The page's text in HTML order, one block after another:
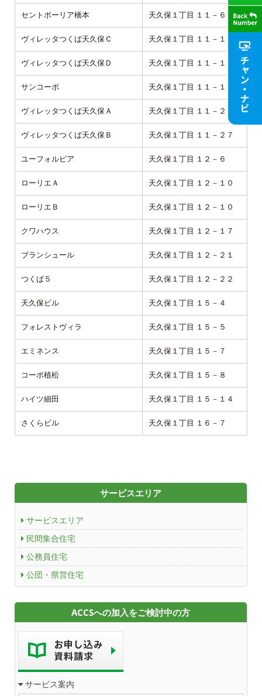
セントポーリア橋本 天久保１丁目 １１－６
ヴィレッタつくば天久保Ｃ 天久保１丁目 １１－１１
ヴィレッタつくば天久保Ｄ 天久保１丁目 １１－１１
サンコーポ 天久保１丁目 １１－１２
ヴィレッタつくば天久保Ａ 天久保１丁目 １１－２７
ヴィレッタつくば天久保Ｂ 天久保１丁目 １１－２７
ユーフォルビア 天久保１丁目 １２－６
ローリエＡ 天久保１丁目 １２－１０
ローリエＢ 天久保１丁目 １２－１０
クワハウス 天久保１丁目 １２－１７
ブランシュール 天久保１丁目 １２－２１
つくば５ 天久保１丁目 １２－２２
天久保ビル 天久保１丁目 １５－４
フォレストヴィラ 天久保１丁目 １５－５
エミネンス 天久保１丁目 １５－７
コーポ植松 天久保１丁目 １５－８
ハイツ細田 天久保１丁目 １５－１４
さくらビル 天久保１丁目 １６－７
サービスエリア
サービスエリア
民間集合住宅
公務員住宅
公団・県営住宅
ACCSへの加入をご検討中の方
サービス案内